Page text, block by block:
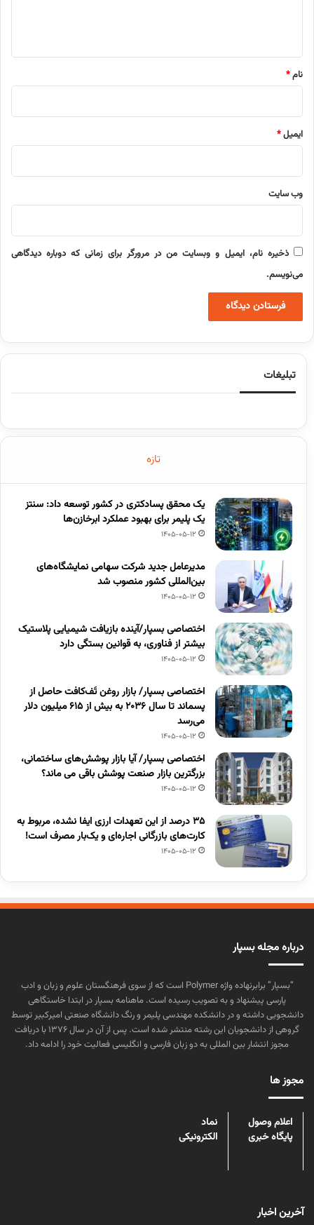
نام*
ایمیل*
وب‌ سایت
ذخیره نام، ایمیل و وبسایت من در مرورگر برای زمانی که دوباره دیدگاهی
می‌نویسم.
تبلیغات
تازه
یک محقق پسادکتری در کشور توسعه داد: سنتز
یک پلیمر برای بهبود عملکرد ابرخازن‌ها
1405-05-12
مدیرعامل جدید شرکت سهامی نمایشگاه‌های
بین‌المللی کشور منصوب شد
1405-05-12
اختصاصی بسپار/آینده بازیافت شیمیایی پلاستیک
بیشتر از فناوری، به قوانین بستگی دارد
1405-05-12
اختصاصی بسپار/ بازار روغن تَف‌کافت حاصل از
پسماند تا سال ۲۰۳۶ به بیش از ۶۱۵ میلیون دلار
می‌رسد
1405-05-12
اختصاصی بسپار/ آیا بازار پوشش‌های ساختمانی،
بزرگترین بازار صنعت پوشش باقی می ماند؟
1405-05-12
۳۵ درصد از این تعهدات ارزی ایفا نشده، مربوط به
کارت‌های بازرگانی اجاره‌ای و یک‌بار مصرف است!
1405-05-12
درباره مجله بسپار
“بسپار” برابرنهاده واژه Polymer است که از سوی فرهنگستان علوم و زبان و ادب
پارسی پیشنهاد و به تصویب رسیده است. ماهنامه بسپار در ابتدا خاستگاهی
دانشجویی داشته و در دانشکده مهندسی پلیمر و رنگ دانشگاه صنعتی امیرکبیر توسط
گروهی از دانشجویان این رشته منتشر شده است. پس از آن در سال ۱۳۷۶ با دریافت
مجوز انتشار بین المللی به دو زبان فارسی و انگلیسی فعالیت خود را ادامه داد.
مجوز ها
اعلام وصول
پایگاه خبری
نماد
الکترونیکی
آخرین اخبار